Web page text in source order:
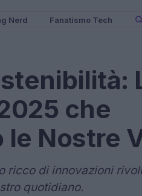
Nerd Fanatismo Tech
che
le Nostre
ricco di innovazioni
quotidiano.